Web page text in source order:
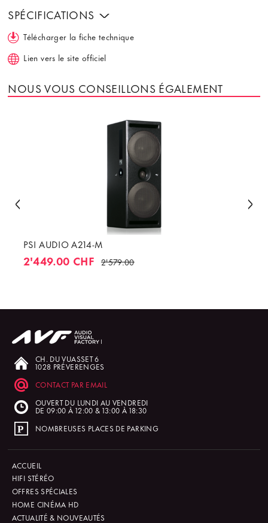
SPÉCIFICATIONS
Télécharger la fiche technique
Lien vers le site officiel
NOUS VOUS CONSEILLONS ÉGALEMENT
PSI AUDIO A214-M
2'449.00 CHF 2'579.00
CH. DU VUASSET 6
1028 PRÉVERENGES
CONTACT PAR EMAIL
OUVERT DU LUNDI AU VENDREDI
DE 09:00 À 12:00 & 13:00 À 18:30
NOMBREUSES PLACES DE PARKING
ACCUEIL
HIFI STÉRÉO
OFFRES SPÉCIALES
HOME CINÉMA HD
ACTUALITÉ & NOUVEAUTÉS